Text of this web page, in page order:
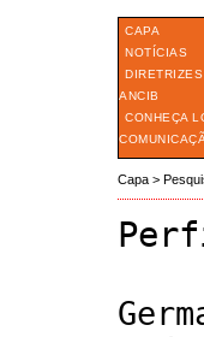
CAPA
NOTÍCIAS
ANCIB
CONHEÇA
Capa >